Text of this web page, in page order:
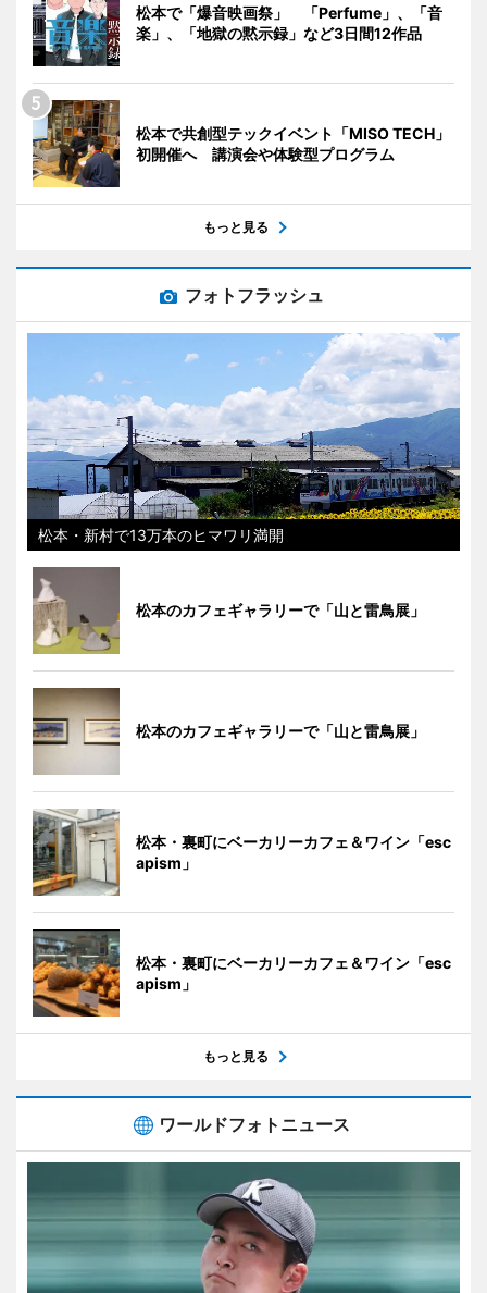
松本で「爆音映画祭」 「Perfume」、「音
楽」、「地獄の黙示録」など3日間12作品
松本で共創型テックイベント「MISO TECH」
初開催へ 講演会や体験型プログラム
もっと見る
フォトフラッシュ
松本・新村で13万本のヒマワリ満開
松本のカフェギャラリーで「山と雷鳥展」
松本のカフェギャラリーで「山と雷鳥展」
松本・裏町にベーカリーカフェ＆ワイン「esc
apism」
松本・裏町にベーカリーカフェ＆ワイン「esc
apism」
もっと見る
ワールドフォトニュース